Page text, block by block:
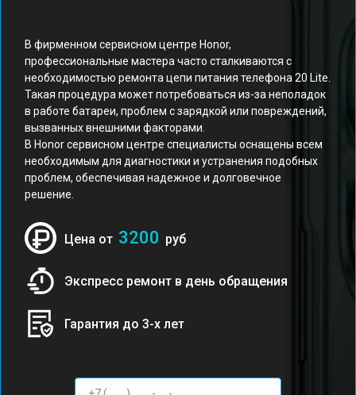
В фирменном сервисном центре Honor,
профессиональные мастера часто сталкиваются с
необходимостью ремонта цепи питания телефона 20 Lite.
Такая процедура может потребоваться из-за неполадок
в работе батареи, проблем с зарядкой или повреждений,
вызванных внешними факторами.
В Honor сервисном центре специалисты оснащены всем
необходимым для диагностики и устранения подобных
проблем, обеспечивая надежное и долговечное
решение.
Цена от 3200 руб
Экспресс ремонт в день обращения
Гарантия до 3-х лет